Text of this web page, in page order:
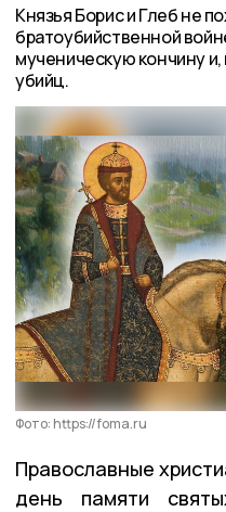
Князья Борис и Глеб не
братоубийственной
мученическую кончину
убийц.
Фото: https://foma.ru
Православные
день памяти